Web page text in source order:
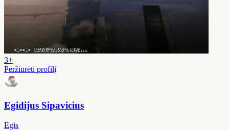
3+
Peržiūrėti profilį
Egidijus Sipavicius
Egis